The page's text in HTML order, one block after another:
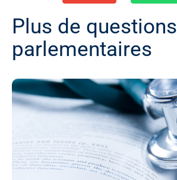
Plus de questions
parlementaires